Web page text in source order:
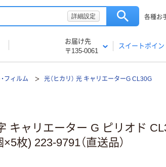
詳細設定 各種お
お届け先
〒135-0061
スイートポイン
フィルム 光（ヒカリ） 光 キャリエーターG CL30G
キャリエーター G ピリオド
枚) 223-9791（直送品）